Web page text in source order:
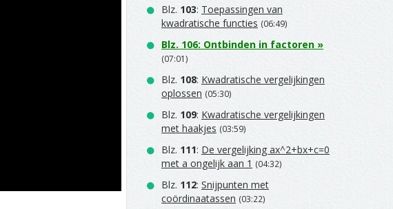
Blz. 103: Toepassingen van
kwadratische functies (06:49)
Blz. 106: Ontbinden in factoren »
(07:01)
Blz. 108: Kwadratische vergelijkingen
oplossen (05:30)
Blz. 109: Kwadratische vergelijkingen
met haakjes (03:59)
Blz. 111: De vergelijking ax^2+bx+c=0
met a ongelijk aan 1 (04:32)
Blz. 112: Snijpunten met
coördinaatassen (03:22)